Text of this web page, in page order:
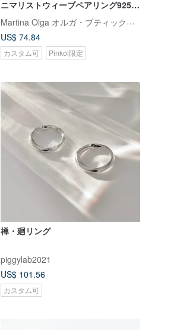
ニマリストウィーブペアリング925ス
ターリングシルバーリングカスタム
リング
Martina Olga オルガ・ブティックスタジオ
US$ 74.84
カスタム可 Pinkoi限定
禅・廻リング
piggylab2021
US$ 101.56
カスタム可